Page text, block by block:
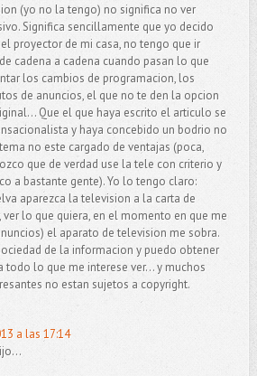
(yo no la tengo) no significa no ver
Significa sencillamente que yo decido
proyector de mi casa, no tengo que ir
cadena a cadena cuando pasan lo que
los cambios de programacion, los
de anuncios, el que no te den la opcion
Que el que haya escrito el articulo se
y haya concebido un bodrio no
no este cargado de ventajas (poca,
que de verdad use la tele con criterio y
a bastante gente). Yo lo tengo claro:
aparezca la television a la carta de
ver lo que quiera, en el momento en que me
el aparato de television me sobra.
de la informacion y puedo obtener
todo lo que me interese ver... y muchos
no estan sujetos a copyright.
a las 17:14